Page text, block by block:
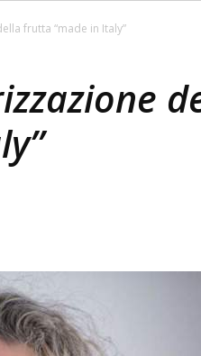
frutta “made in Italy”